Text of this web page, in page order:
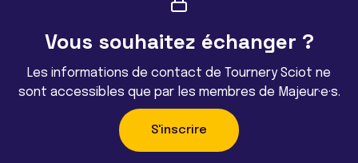
Vous souhaitez échanger ?
Les informations de contact de Tournery Sciot ne
sont accessibles que par les membres de Majeur·e·s.
S'inscrire